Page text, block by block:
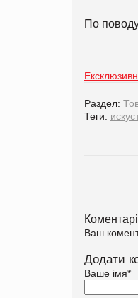
По
Раздел:
Теги:
Коментарі
Ваш
Додати
Ваше імя*